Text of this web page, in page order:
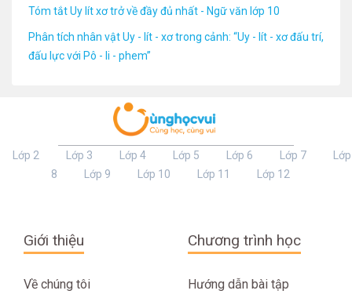
Tóm tắt Uy lít xơ trở về đầy đủ nhất - Ngữ văn lớp 10
Phân tích nhân vật Uy - lít - xơ trong cảnh: “Uy - lít - xơ đấu trí,
đấu lực với Pô - li - phem”
Lớp 2 Lớp 3 Lớp 4 Lớp 5 Lớp 6 Lớp 7
Lớp
8
Lớp 9 Lớp 10 Lớp 11 Lớp 12
Giới thiệu
Về chúng tôi
Chương trình học
Hướng dẫn bài tập